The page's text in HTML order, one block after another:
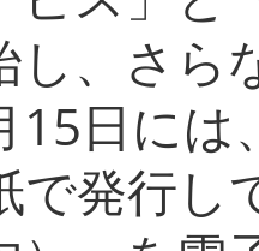
し、さら
15日に
で発行し